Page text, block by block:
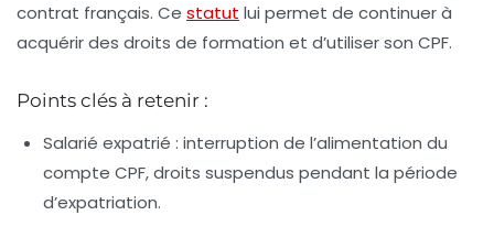
contrat français. Ce statut lui permet de continuer à
acquérir des droits de formation et d’utiliser son CPF.
Points clés à retenir :
Salarié expatrié : interruption de l’alimentation du
compte CPF, droits suspendus pendant la période
d’expatriation.